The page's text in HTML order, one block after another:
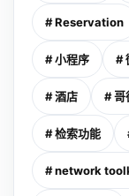
# Reservation
# 小程序 #
# 酒店 # 哥
# 检索功能
# network